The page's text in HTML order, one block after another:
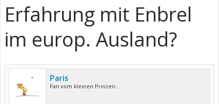
Erfahrung mit Enbrel
im europ. Ausland?
Paris
Fan vom kleinen Prinzen..